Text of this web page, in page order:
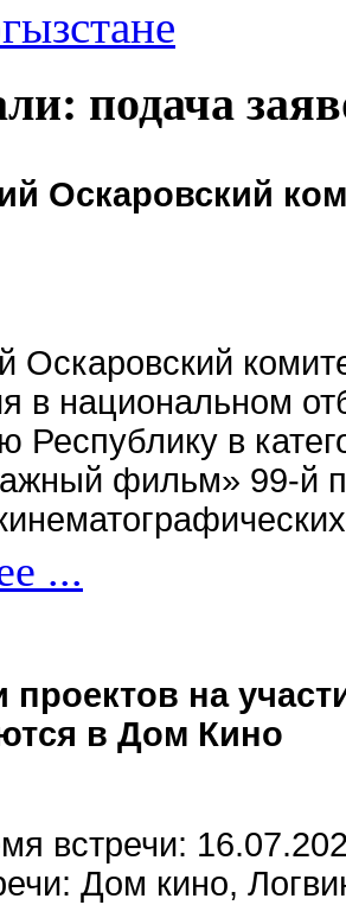
подача
Оскаровский
Оскаровский
в национальном
Республику в
фильм» 99-й
...
проектов на
в Дом Кино
встречи:
Дом кино,